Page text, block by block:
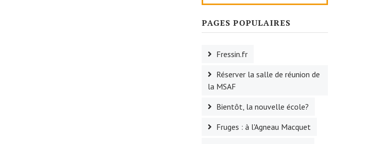
PAGES POPULAIRES
Fressin.fr
Réserver la salle de réunion de
la MSAF
Bientôt, la nouvelle école?
Fruges : à l'Agneau Macquet